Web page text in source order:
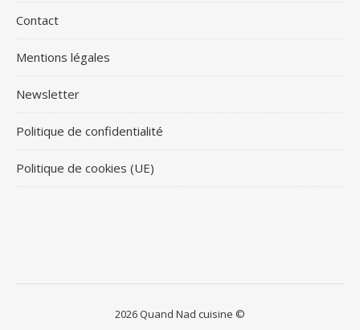
Contact
Mentions légales
Newsletter
Politique de confidentialité
Politique de cookies (UE)
2026 Quand Nad cuisine ©